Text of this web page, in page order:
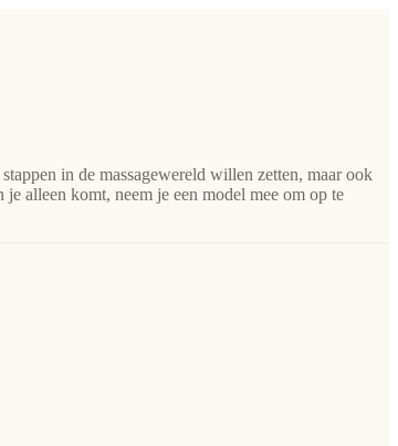
in de massagewereld willen zetten, maar ook
alleen komt, neem je een model mee om op te